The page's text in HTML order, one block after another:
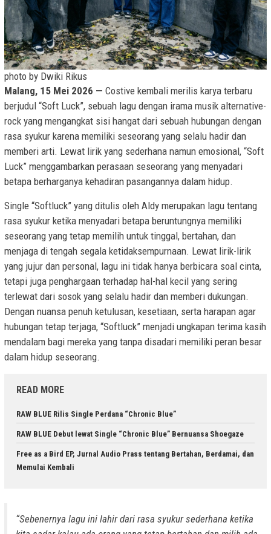
photo by Dwiki Rikus
Malang, 15 Mei 2026 — Costive kembali merilis karya terbaru
berjudul “Soft Luck”, sebuah lagu dengan irama musik alternative-
rock yang mengangkat sisi hangat dari sebuah hubungan dengan
rasa syukur karena memiliki seseorang yang selalu hadir dan
memberi arti. Lewat lirik yang sederhana namun emosional, “Soft
Luck” menggambarkan perasaan seseorang yang menyadari
betapa berharganya kehadiran pasangannya dalam hidup.
Single “Softluck” yang ditulis oleh Aldy merupakan lagu tentang
rasa syukur ketika menyadari betapa beruntungnya memiliki
seseorang yang tetap memilih untuk tinggal, bertahan, dan
menjaga di tengah segala ketidaksempurnaan. Lewat lirik-lirik
yang jujur dan personal, lagu ini tidak hanya berbicara soal cinta,
tetapi juga penghargaan terhadap hal-hal kecil yang sering
terlewat dari sosok yang selalu hadir dan memberi dukungan.
Dengan nuansa penuh ketulusan, kesetiaan, serta harapan agar
hubungan tetap terjaga, “Softluck” menjadi ungkapan terima kasih
mendalam bagi mereka yang tanpa disadari memiliki peran besar
dalam hidup seseorang.
READ MORE
RAW BLUE Rilis Single Perdana “Chronic Blue”
RAW BLUE Debut lewat Single “Chronic Blue” Bernuansa Shoegaze
Free as a Bird EP, Jurnal Audio Prass tentang Bertahan, Berdamai, dan
Memulai Kembali
“Sebenernya lagu ini lahir dari rasa syukur sederhana ketika